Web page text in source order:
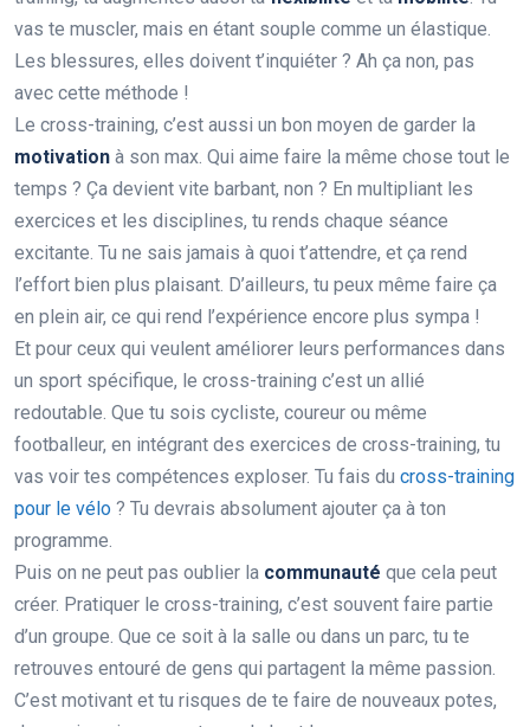
vas te muscler, mais en étant souple comme un élastique.
Les blessures, elles doivent t’inquiéter ? Ah ça non, pas
avec cette méthode !
Le cross-training, c’est aussi un bon moyen de garder la
motivation à son max. Qui aime faire la même chose tout le
temps ? Ça devient vite barbant, non ? En multipliant les
exercices et les disciplines, tu rends chaque séance
excitante. Tu ne sais jamais à quoi t’attendre, et ça rend
l’effort bien plus plaisant. D’ailleurs, tu peux même faire ça
en plein air, ce qui rend l’expérience encore plus sympa !
Et pour ceux qui veulent améliorer leurs performances dans
un sport spécifique, le cross-training c’est un allié
redoutable. Que tu sois cycliste, coureur ou même
footballeur, en intégrant des exercices de cross-training, tu
vas voir tes compétences exploser. Tu fais du cross-training
pour le vélo ? Tu devrais absolument ajouter ça à ton
programme.
Puis on ne peut pas oublier la communauté que cela peut
créer. Pratiquer le cross-training, c’est souvent faire partie
d’un groupe. Que ce soit à la salle ou dans un parc, tu te
retrouves entouré de gens qui partagent la même passion.
C’est motivant et tu risques de te faire de nouveaux potes,